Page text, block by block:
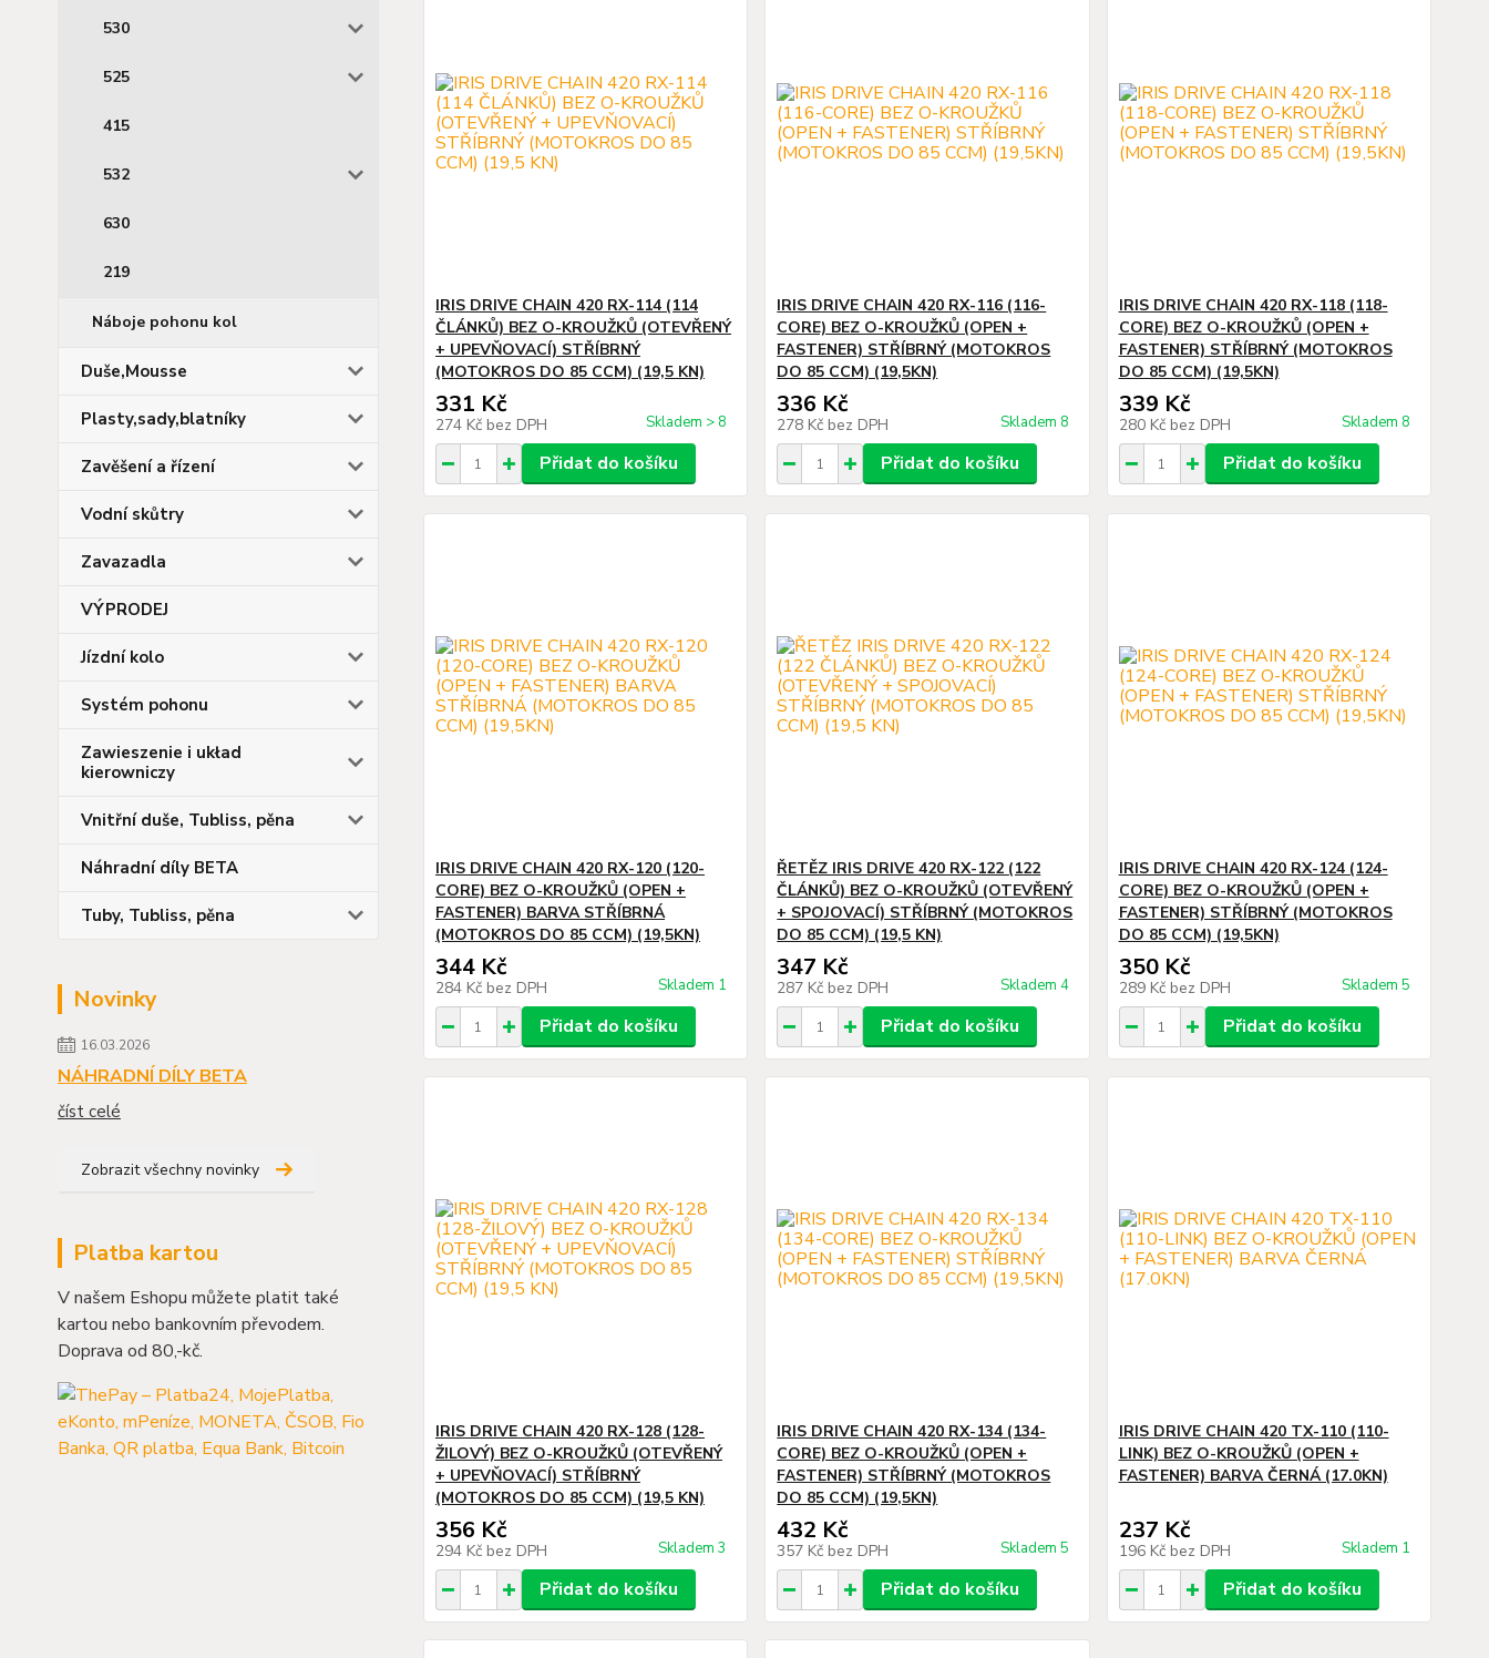
530
525
415
532
630
219
Náboje pohonu kol
Duše,Mousse
Plasty,sady,blatníky
Zavěšení a řízení
Vodní skůtry
Zavazadla
VÝPRODEJ
Jízdní kolo
Systém pohonu
Zawieszenie i układ
kierowniczy
Vnitřní duše, Tubliss, pěna
Náhradní díly BETA
Tuby, Tubliss, pěna
Novinky
16.03.2026
NÁHRADNÍ DÍLY BETA
číst celé
Zobrazit všechny novinky
Platba kartou
V našem Eshopu můžete platit také
kartou nebo bankovním převodem.
Doprava od 80,-kč.
IRIS DRIVE CHAIN 420 RX-114 (114
ČLÁNKŮ) BEZ O-KROUŽKŮ (OTEVŘENÝ
+ UPEVŇOVACÍ) STŘÍBRNÝ
(MOTOKROS DO 85 CCM) (19,5 KN)
331 Kč
274 Kč bez DPH Skladem > 8
Přidat do košíku
IRIS DRIVE CHAIN 420 RX-116 (116-
CORE) BEZ O-KROUŽKŮ (OPEN +
FASTENER) STŘÍBRNÝ (MOTOKROS
DO 85 CCM) (19,5KN)
336 Kč
278 Kč bez DPH Skladem 8
Přidat do košíku
IRIS DRIVE CHAIN 420 RX-118 (118-
CORE) BEZ O-KROUŽKŮ (OPEN +
FASTENER) STŘÍBRNÝ (MOTOKROS
DO 85 CCM) (19,5KN)
339 Kč
280 Kč bez DPH Skladem 8
Přidat do košíku
IRIS DRIVE CHAIN 420 RX-120 (120-
CORE) BEZ O-KROUŽKŮ (OPEN +
FASTENER) BARVA STŘÍBRNÁ
(MOTOKROS DO 85 CCM) (19,5KN)
344 Kč
284 Kč bez DPH Skladem 1
Přidat do košíku
ŘETĚZ IRIS DRIVE 420 RX-122 (122
ČLÁNKŮ) BEZ O-KROUŽKŮ (OTEVŘENÝ
+ SPOJOVACÍ) STŘÍBRNÝ (MOTOKROS
DO 85 CCM) (19,5 KN)
347 Kč
287 Kč bez DPH Skladem 4
Přidat do košíku
IRIS DRIVE CHAIN 420 RX-124 (124-
CORE) BEZ O-KROUŽKŮ (OPEN +
FASTENER) STŘÍBRNÝ (MOTOKROS
DO 85 CCM) (19,5KN)
350 Kč
289 Kč bez DPH Skladem 5
Přidat do košíku
IRIS DRIVE CHAIN 420 RX-128 (128-
ŽILOVÝ) BEZ O-KROUŽKŮ (OTEVŘENÝ
+ UPEVŇOVACÍ) STŘÍBRNÝ
(MOTOKROS DO 85 CCM) (19,5 KN)
356 Kč
294 Kč bez DPH Skladem 3
Přidat do košíku
IRIS DRIVE CHAIN 420 RX-134 (134-
CORE) BEZ O-KROUŽKŮ (OPEN +
FASTENER) STŘÍBRNÝ (MOTOKROS
DO 85 CCM) (19,5KN)
432 Kč
357 Kč bez DPH Skladem 5
Přidat do košíku
IRIS DRIVE CHAIN 420 TX-110 (110-
LINK) BEZ O-KROUŽKŮ (OPEN +
FASTENER) BARVA ČERNÁ (17.0KN)
237 Kč
196 Kč bez DPH Skladem 1
Přidat do košíku